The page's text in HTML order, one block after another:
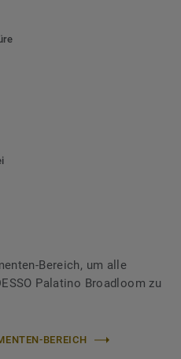
Bereich, um alle
Palatino Broadloom zu
BEREICH